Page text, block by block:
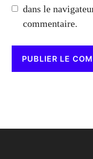
dans le
commentaire.